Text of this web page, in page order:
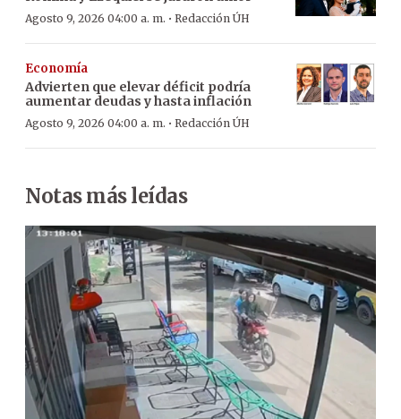
Agosto 9, 2026 04:00 a. m. · Redacción ÚH
Economía
Advierten que elevar déficit podría
aumentar deudas y hasta inflación
Agosto 9, 2026 04:00 a. m. · Redacción ÚH
Notas más leídas